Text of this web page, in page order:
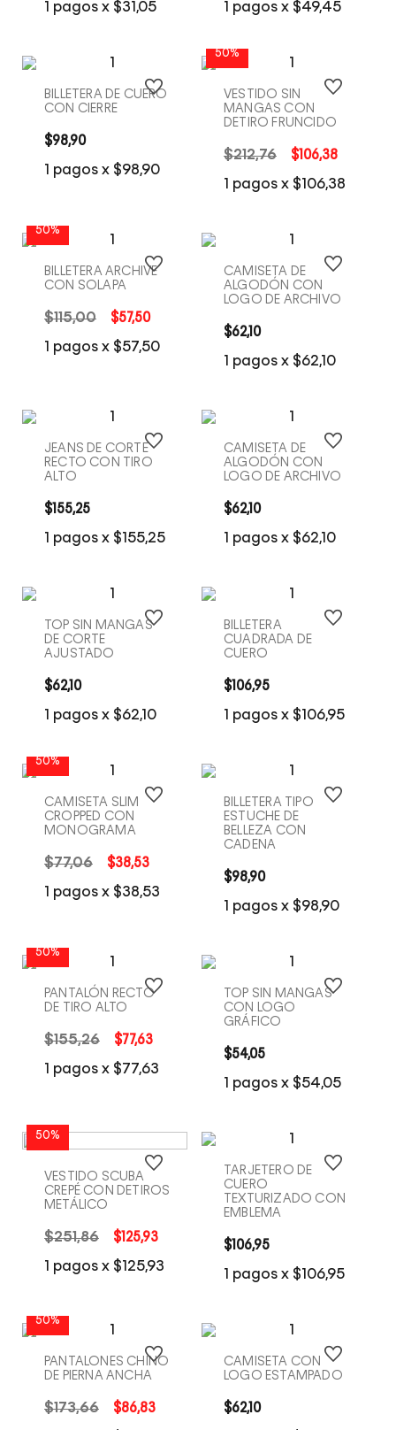
pagos x $31 ,05 pagos x $49,45
COMPRA RÁPIDA
BILLETERA DE CUERO
CON CIERRE
$98,90
pagos x $98,90
50%
COMPRA RÁPIDA
VESTIDO SIN
MANGAS CON
DETIRO FRUNCIDO
$212,76 $106,38
pagos x $ 106,38
50%
COMPRA RÁPIDA
BILLETERA ARCHIVE
CON SOLAPA
$115,00 $57,50
pagos x $57,50 COMPRA RÁPIDA
CAMISETA DE
ALGODÓN CON
LOGO DE ARCHIVO
$62,10
pagos x $62,10
COMPRA RÁPIDA
JEANS DE CORTE
RECTO CON TIRO
ALTO
$155,25
pagos x $ 155,25
COMPRA RÁPIDA
CAMISETA DE
ALGODÓN CON
LOGO DE ARCHIVO
$62,10
pagos x $62,10
COMPRA RÁPIDA
TOP SIN MANGAS
DE CORTE
AJUSTADO
$62,10
pagos x $62,10
COMPRA RÁPIDA
BILLETERA
CUADRADA DE
CUERO
$106,95
pagos x $ 106,95
50%
CAMISETA SLIM
CROPPED CON
MONOGRAMA
$77,06 $38,53
pagos x $38,53
COMPRA RÁPIDA
BILLETERA TIPO
ESTUCHE DE
BELLEZA CON
CADENA
$98,90
pagos x $98,90
50%
COMPRA RÁPIDA
PANTALÓN RECTO
DE TIRO ALTO
$155,26 $77,63
pagos x $77,63 COMPRA RÁPIDA
TOP SIN MANGAS
CON LOGO
GRÁFICO
$54,05
pagos x $54,05
50%
COMPRA RÁPIDA
VESTIDO SCUBA
CREPÉ CON DETIROS
METÁLICO
$251,86 $125,93
pagos x $ 125,93
COMPRA RÁPIDA
TARJETERO DE
CUERO
TEXTURIZADO CON
EMBLEMA
$106,95
pagos x $ 106,95
50%
PANTALONES CHINO
DE PIERNA ANCHA
$173,66 $86,83
CAMISETA CON
LOGO ESTAMPADO
$62,10